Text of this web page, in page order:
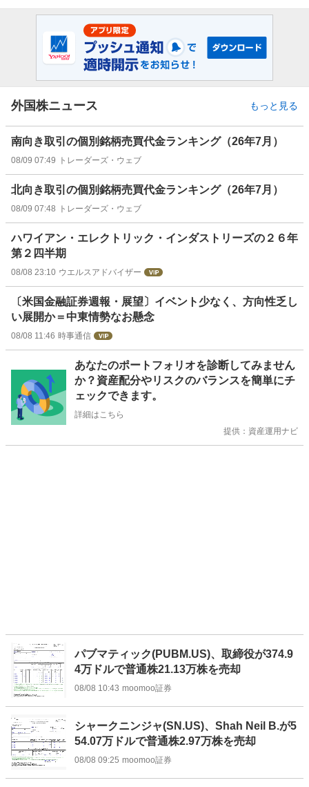
外国株ニュース もっと見る
南向き取引の個別銘柄売買代金ランキング（26年7月）
08/09 07:49 トレーダーズ・ウェブ
北向き取引の個別銘柄売買代金ランキング（26年7月）
08/09 07:48 トレーダーズ・ウェブ
ハワイアン・エレクトリック・インダストリーズの２６年
第２四半期
08/08 23:10 ウエルスアドバイザー
〔米国金融証券週報・展望〕イベント少なく、方向性乏し
い展開か＝中東情勢なお懸念
08/08 11:46 時事通信
あなたのポートフォリオを診断してみません
か？資産配分やリスクのバランスを簡単にチ
ェックできます。
詳細はこちら
提供：資産運用ナビ
パブマティック(PUBM.US)、取締役が374.9
4万ドルで普通株21.13万株を売却
08/08 10:43 moomoo証券
シャークニンジャ(SN.US)、Shah Neil B.が5
54.07万ドルで普通株2.97万株を売却
08/08 09:25 moomoo証券